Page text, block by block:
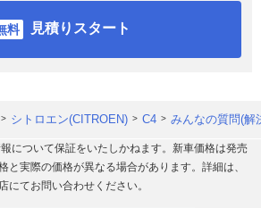
見積りスタート
シトロエン(CITROEN) C4 みんなの質問(解
について保証をいたしかねます。新車価格は発売
と実際の価格が異なる場合があります。詳細は、
にてお問い合わせください。